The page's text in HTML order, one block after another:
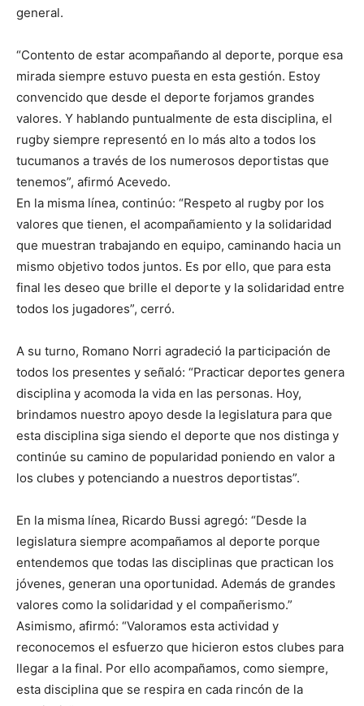
general.
“Contento de estar acompañando al deporte, porque esa
mirada siempre estuvo puesta en esta gestión. Estoy
convencido que desde el deporte forjamos grandes
valores. Y hablando puntualmente de esta disciplina, el
rugby siempre representó en lo más alto a todos los
tucumanos a través de los numerosos deportistas que
tenemos”, afirmó Acevedo.
En la misma línea, continúo: “Respeto al rugby por los
valores que tienen, el acompañamiento y la solidaridad
que muestran trabajando en equipo, caminando hacia un
mismo objetivo todos juntos. Es por ello, que para esta
final les deseo que brille el deporte y la solidaridad entre
todos los jugadores”, cerró.
A su turno, Romano Norri agradeció la participación de
todos los presentes y señaló: “Practicar deportes genera
disciplina y acomoda la vida en las personas. Hoy,
brindamos nuestro apoyo desde la legislatura para que
esta disciplina siga siendo el deporte que nos distinga y
continúe su camino de popularidad poniendo en valor a
los clubes y potenciando a nuestros deportistas”.
En la misma línea, Ricardo Bussi agregó: “Desde la
legislatura siempre acompañamos al deporte porque
entendemos que todas las disciplinas que practican los
jóvenes, generan una oportunidad. Además de grandes
valores como la solidaridad y el compañerismo.”
Asimismo, afirmó: “Valoramos esta actividad y
reconocemos el esfuerzo que hicieron estos clubes para
llegar a la final. Por ello acompañamos, como siempre,
esta disciplina que se respira en cada rincón de la